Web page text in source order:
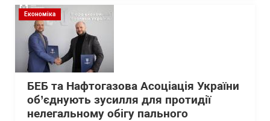
Економіка
БЕБ та Нафтогазова Асоціація України
об’єднують зусилля для протидії
нелегальному обігу пального